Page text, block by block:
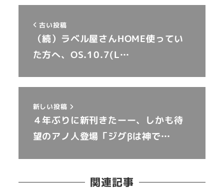
古い投稿
（続）ラベル屋さんHOME使ってい
た方へ、OS.10.7(L…
新しい投稿
４年ぶりに新刊きたーー、しかも待
望のアノ人登場「ジグβは神で…
関連記事